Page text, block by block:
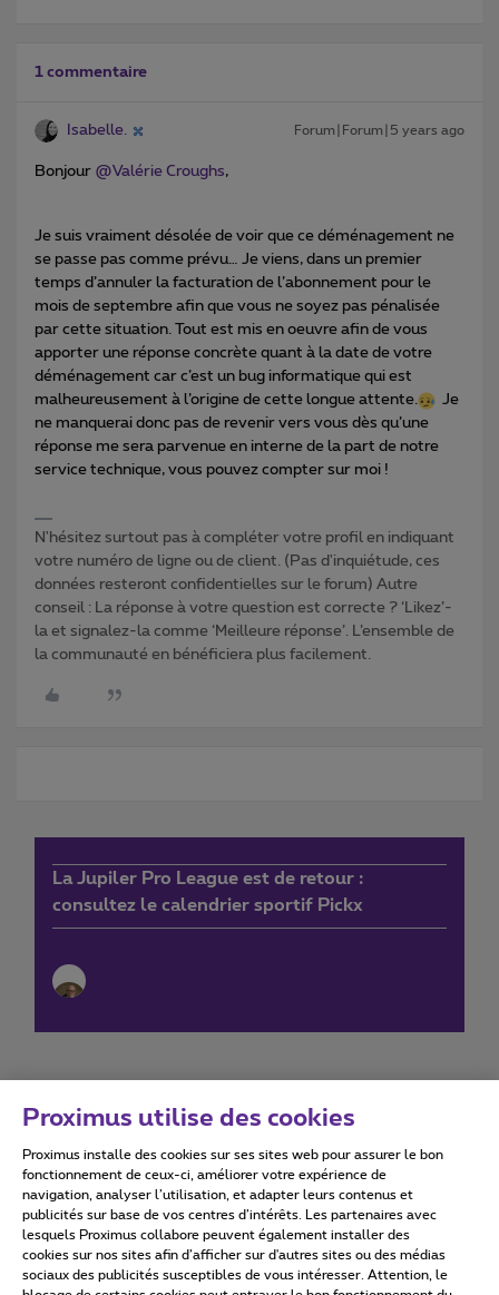
1 commentaire
Isabelle. Forum|Forum|5 years ago
Bonjour @Valérie Croughs,
Je suis vraiment désolée de voir que ce déménagement ne
se passe pas comme prévu… Je viens, dans un premier
temps d’annuler la facturation de l’abonnement pour le
mois de septembre afin que vous ne soyez pas pénalisée
par cette situation. Tout est mis en oeuvre afin de vous
apporter une réponse concrète quant à la date de votre
déménagement car c’est un bug informatique qui est
malheureusement à l’origine de cette longue attente.
Je
ne manquerai donc pas de revenir vers vous dès qu’une
réponse me sera parvenue en interne de la part de notre
service technique, vous pouvez compter sur moi !
N'hésitez surtout pas à compléter votre profil en indiquant
votre numéro de ligne ou de client. (Pas d'inquiétude, ces
données resteront confidentielles sur le forum) Autre
conseil : La réponse à votre question est correcte ? ‘Likez’-
la et signalez-la comme ‘Meilleure réponse’. L’ensemble de
la communauté en bénéficiera plus facilement.
La Jupiler Pro League est de retour :
consultez le calendrier sportif Pickx
Conditions d'utilisation Accessibility statement
Tous droits réservés. © 2026
Proximus utilise des cookies
Proximus installe des cookies sur ses sites web pour assurer le bon
fonctionnement de ceux-ci, améliorer votre expérience de
navigation, analyser l’utilisation, et adapter leurs contenus et
publicités sur base de vos centres d’intérêts. Les partenaires avec
lesquels Proximus collabore peuvent également installer des
cookies sur nos sites afin d’afficher sur d'autres sites ou des médias
sociaux des publicités susceptibles de vous intéresser. Attention, le